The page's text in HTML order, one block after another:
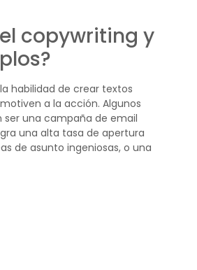
copywriting y
habilidad de crear textos
a la acción. Algunos
ser una campaña de email
una alta tasa de apertura
de asunto ingeniosas, o una